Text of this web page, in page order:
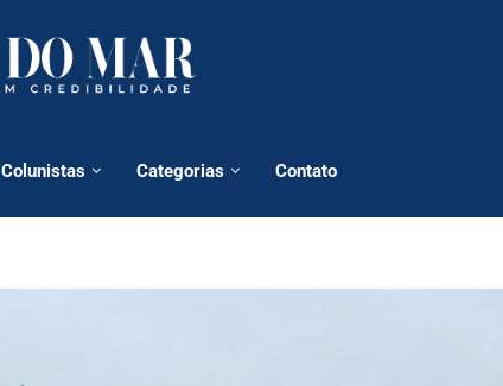
Colunistas Categorias Contato